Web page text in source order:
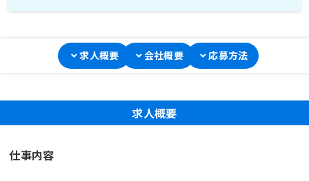
求人概要 会社概要 応募方法
求人概要
仕事内容